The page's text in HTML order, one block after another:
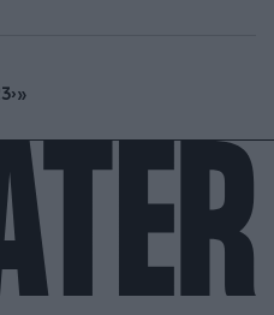
3›»